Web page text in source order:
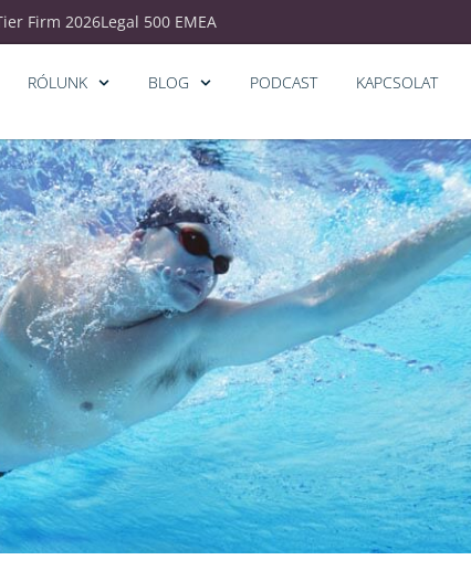
Firm 2026Legal 500 EMEA
RÓLUNK BLOG PODCAST KAPCSOLAT